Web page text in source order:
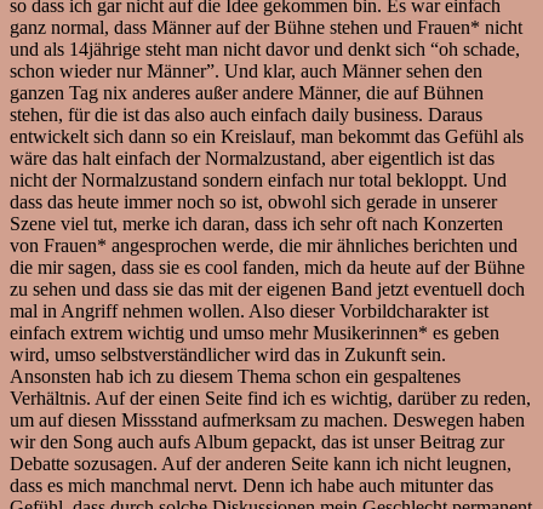
so dass ich gar nicht auf die Idee gekommen bin. Es war einfach
ganz normal, dass Männer auf der Bühne stehen und Frauen* nicht
und als 14jährige steht man nicht davor und denkt sich “oh schade,
schon wieder nur Männer”. Und klar, auch Männer sehen den
ganzen Tag nix anderes außer andere Männer, die auf Bühnen
stehen, für die ist das also auch einfach daily business. Daraus
entwickelt sich dann so ein Kreislauf, man bekommt das Gefühl als
wäre das halt einfach der Normalzustand, aber eigentlich ist das
nicht der Normalzustand sondern einfach nur total bekloppt. Und
dass das heute immer noch so ist, obwohl sich gerade in unserer
Szene viel tut, merke ich daran, dass ich sehr oft nach Konzerten
von Frauen* angesprochen werde, die mir ähnliches berichten und
die mir sagen, dass sie es cool fanden, mich da heute auf der Bühne
zu sehen und dass sie das mit der eigenen Band jetzt eventuell doch
mal in Angriff nehmen wollen. Also dieser Vorbildcharakter ist
einfach extrem wichtig und umso mehr Musikerinnen* es geben
wird, umso selbstverständlicher wird das in Zukunft sein.
Ansonsten hab ich zu diesem Thema schon ein gespaltenes
Verhältnis. Auf der einen Seite find ich es wichtig, darüber zu reden,
um auf diesen Missstand aufmerksam zu machen. Deswegen haben
wir den Song auch aufs Album gepackt, das ist unser Beitrag zur
Debatte sozusagen. Auf der anderen Seite kann ich nicht leugnen,
dass es mich manchmal nervt. Denn ich habe auch mitunter das